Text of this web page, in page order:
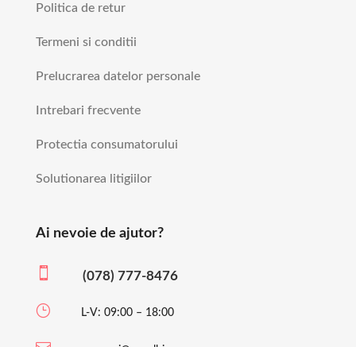
Politica de retur
Termeni si conditii
Prelucrarea datelor personale
Intrebari frecvente
Protectia consumatorului
Solutionarea litigiilor
Ai nevoie de ajutor?
 (078) 777-8476
} L-V: 09:00 – 18:00